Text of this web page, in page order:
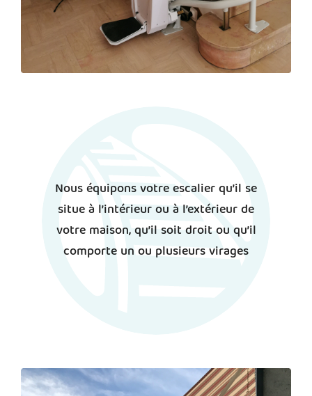
Nous équipons votre escalier qu’il se
situe à l’intérieur ou à l’extérieur de
votre maison, qu’il soit droit ou qu’il
comporte un ou plusieurs virages